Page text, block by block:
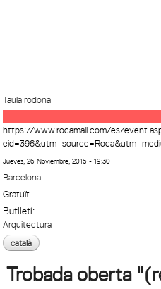
Taula rodona
https://www.rocamail.com/es/
Jueves, 26 Noviembre, 2015 - 19:30
Barcelona
Gratuït
Butlletí:
Arquitectura
català
Trobada oberta